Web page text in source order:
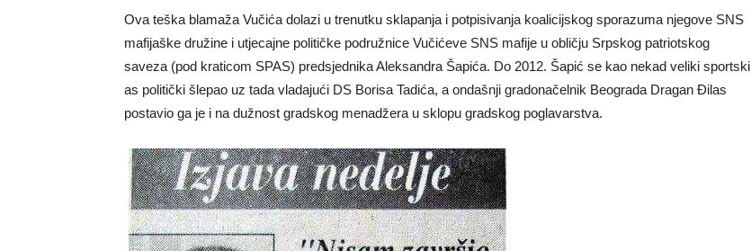
Ova teška blamaža Vučića dolazi u trenutku sklapanja i potpisivanja koalicijskog sporazuma njegove SNS
mafijaške družine i utjecajne političke podružnice Vučićeve SNS mafije u obličju Srpskog patriotskog
saveza (pod kraticom SPAS) predsjednika Aleksandra Šapića. Do 2012. Šapić se kao nekad veliki sportski
as politički šlepao uz tada vladajući DS Borisa Tadića, a ondašnji gradonačelnik Beograda Dragan Đilas
postavio ga je i na dužnost gradskog menadžera u sklopu gradskog poglavarstva.